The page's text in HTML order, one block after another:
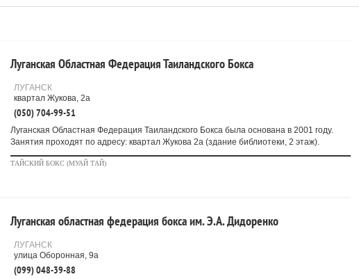
Луганская Областная Федерация Таиландского Бокса
ЛУГАНСК
квартал Жукова, 2а
(050) 704-99-51
Луганская Областная Федерация Таиландского Бокса была основана в 2001 году.
Занятия проходят по адресу: квартал Жукова 2а (здание библиотеки, 2 этаж).
ТАЙСКИЙ БОКС (МУАЙ ТАЙ)
Луганская областная федерация бокса им. Э.А. Дидоренко
ЛУГАНСК
улица Оборонная, 9а
(099) 048-39-88